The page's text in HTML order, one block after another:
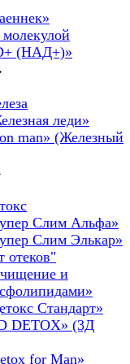
(НАД+)»
леди»
man» (Железный
Слим Альфа»
Слим Элькар»
отеков"
и
Стандарт»
DETOX» (3Д
for Man»